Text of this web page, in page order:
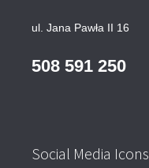
ul. Jana Pawła II 16
508 591 250
Social Media Icons